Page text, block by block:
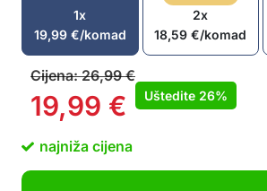
Vodootporan dizajn za
korištenje pod tušem
Pogodan za korištenje na licu,
Ergonomska drška za udoban i
U paketu: 1x Shavy električni
1x
19,99 €/komad
2x
18,59€/komad
Cijena:26,99€
19,99 € Uštedite 26%
najniža cijena